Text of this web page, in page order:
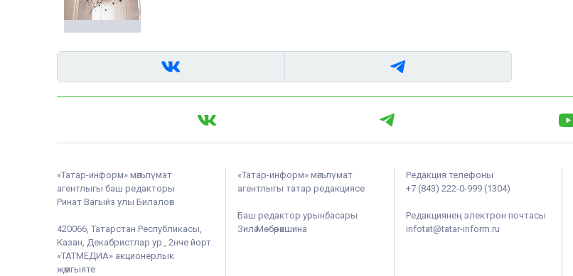
«Татар-информ» мәгълүмат
агентлыгы баш редакторы
Ринат Вагыйз улы Билалов
420066, Татарстан Республикасы,
Казан, Декабристлар ур., 2нче йорт.
«ТАТМЕДИА» акционерлык
җәмгыяте
«Татар-информ» мәгълүмат
агентлыгы татар редакциясе
Баш редактор урынбасары
Зилә Мөбәрәкшина
Редакция телефоны
+7 (843) 222-0-999 (1304)
Редакциянең электрон почтасы
infotat@tatar-inform.ru